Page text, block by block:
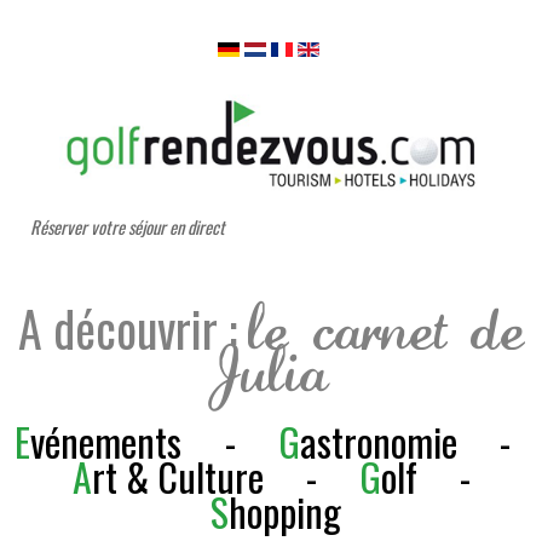
Réserver votre séjour en direct
A découvrir : le carnet de
Julia
Evénements - Gastronomie -
Art & Culture -Golf-
Shopping